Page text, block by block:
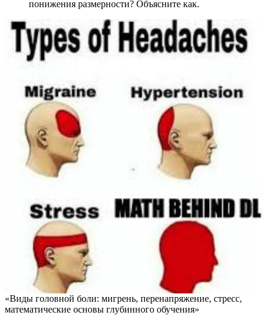
понижения размерности? Объясните как.
«Виды головной боли: мигрень, перенапряжение, стресс,
математические основы глубинного обучения»